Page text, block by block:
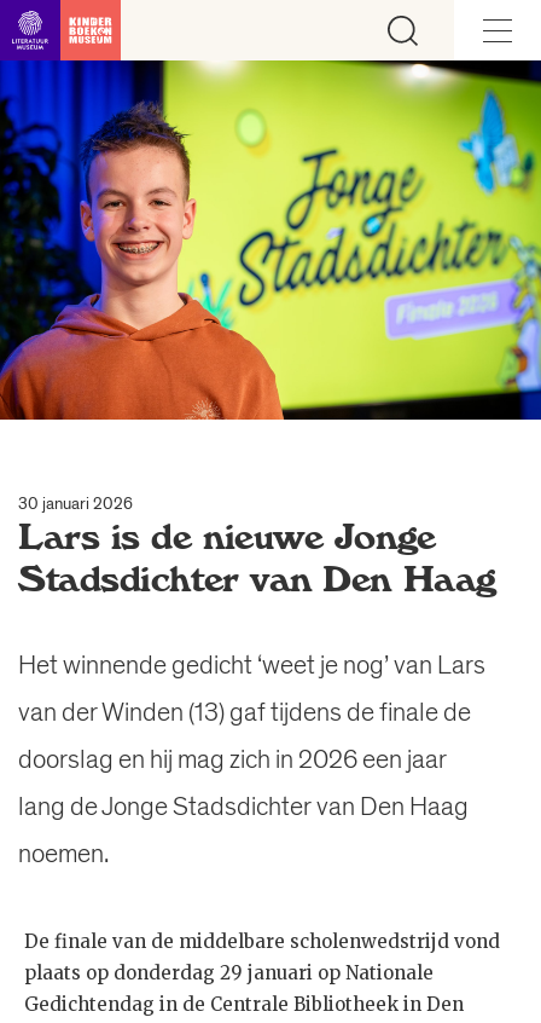
Ga direct naar inhoud
30 januari 2026
Lars is de nieuwe Jonge
Stadsdichter van Den Haag
Het winnende gedicht ‘weet je nog’ van Lars
van der Winden (13) gaf tijdens de finale de
doorslag en hij mag zich in 2026 een jaar
lang de Jonge Stadsdichter van Den Haag
noemen.
De finale van de middelbare scholenwedstrijd vond
plaats op donderdag 29 januari op Nationale
Gedichtendag in de Centrale Bibliotheek in Den